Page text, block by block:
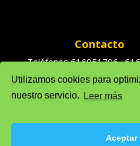
Utilizamos cookies para
nuestro servicio.
Leer más
Aceptar
Contacto
Teléfonos 616951796 ·
Ventas: